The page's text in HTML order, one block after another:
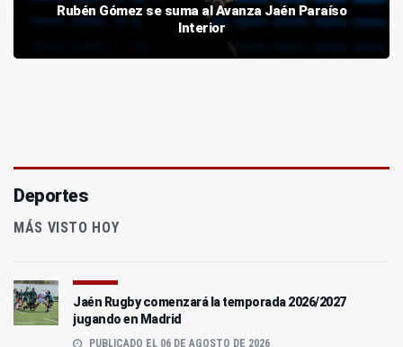
Rubén Gómez se suma al Avanza Jaén Paraíso
Interior
Deportes
MÁS VISTO HOY
Jaén Rugby comenzará la temporada 2026/2027
jugando en Madrid
PUBLICADO EL 06 DE AGOSTO DE 2026